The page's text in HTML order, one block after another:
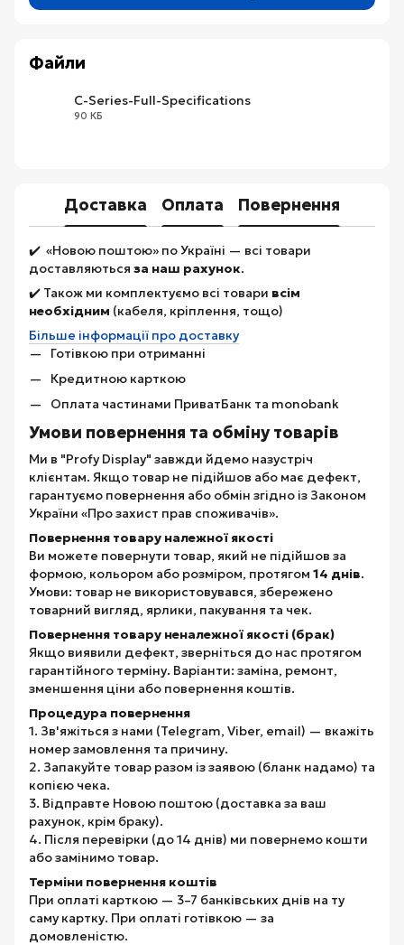
Файли
C-Series-Full-Specifications
90 КБ
Доставка Оплата Повернення
✔️ «Новою поштою» по Україні — всі товари
доставляються за наш рахунок.
✔️ Також ми комплектуємо всі товари всім
необхідним (кабеля, кріплення, тощо)
Більше інформації про доставку
Готівкою при отриманні
Кредитною карткою
Оплата частинами ПриватБанк та monobank
Умови повернення та обміну товарів
Ми в "Profy Display" завжди йдемо назустріч
клієнтам. Якщо товар не підійшов або має дефект,
гарантуємо повернення або обмін згідно із Законом
України «Про захист прав споживачів».
Повернення товару належної якості
Ви можете повернути товар, який не підійшов за
формою, кольором або розміром, протягом 14 днів.
Умови: товар не використовувався, збережено
товарний вигляд, ярлики, пакування та чек.
Повернення товару неналежної якості (брак)
Якщо виявили дефект, зверніться до нас протягом
гарантійного терміну. Варіанти: заміна, ремонт,
зменшення ціни або повернення коштів.
Процедура повернення
1. Зв'яжіться з нами (Telegram, Viber, email) — вкажіть
номер замовлення та причину.
2. Запакуйте товар разом із заявою (бланк надамо) та
копією чека.
3. Відправте Новою поштою (доставка за ваш
рахунок, крім браку).
4. Після перевірки (до 14 днів) ми повернемо кошти
або замінимо товар.
Терміни повернення коштів
При оплаті карткою — 3–7 банківських днів на ту
саму картку. При оплаті готівкою — за
домовленістю.